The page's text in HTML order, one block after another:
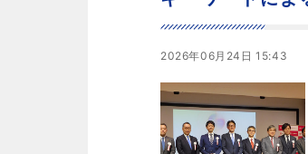
2026年06月24日 15:43